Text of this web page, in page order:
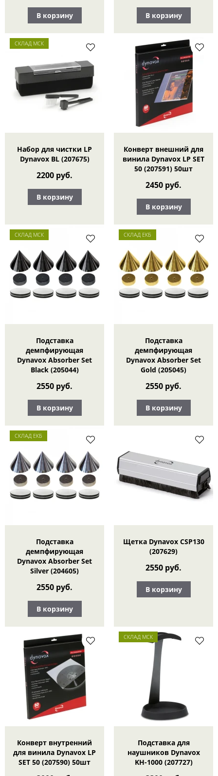
В корзину В корзину
СКЛАД МСК
Набор для чистки LP
Dynavox BL (207675)
2200 руб.
В корзину
Конверт внешний для
винила Dynavox LP SET
50 (207591) 50шт
2450 руб.
В корзину
СКЛАД МСК
Подставка
демпфирующая
Dynavox Absorber Set
Black (205044)
2550 руб.
В корзину
СКЛАД ЕКБ
Подставка
демпфирующая
Dynavox Absorber Set
Gold (205045)
2550 руб.
В корзину
СКЛАД ЕКБ
Подставка
демпфирующая
Dynavox Absorber Set
Silver (204605)
2550 руб.
В корзину
Щетка Dynavox CSP130
(207629)
2550 руб.
В корзину
Конверт внутренний
для винила Dynavox LP
SET 50 (207590) 50шт
СКЛАД МСК
Подставка для
наушников Dynavox
KH-1000 (207727)